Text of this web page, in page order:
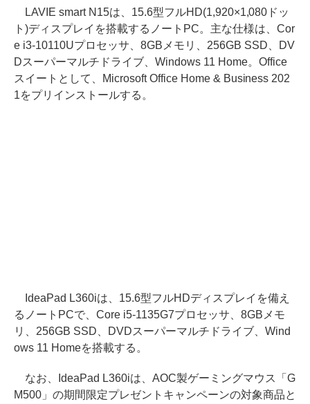
LAVIE smart N15は、15.6型フルHD(1,920×1,080ドッ
ト)ディスプレイを搭載するノートPC。主な仕様は、Cor
e i3-10110Uプロセッサ、8GBメモリ、256GB SSD、DV
Dスーパーマルチドライブ、Windows 11 Home。Office
スイートとして、Microsoft Office Home & Business 202
1をプリインストールする。
IdeaPad L360iは、15.6型フルHDディスプレイを備え
るノートPCで、Core i5-1135G7プロセッサ、8GBメモ
リ、256GB SSD、DVDスーパーマルチドライブ、Wind
ows 11 Homeを搭載する。
なお、IdeaPad L360iは、AOC製ゲーミングマウス「G
M500」の期間限定プレゼントキャンペーンの対象商品と